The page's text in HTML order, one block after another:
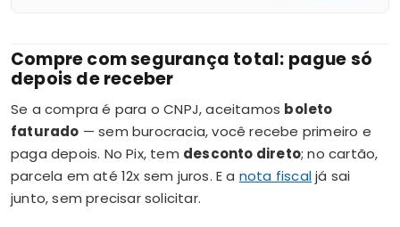
Compre com segurança total: pague só
depois de receber
Se a compra é para o CNPJ, aceitamos boleto
faturado — sem burocracia, você recebe primeiro e
paga depois. No Pix, tem desconto direto; no cartão,
parcela em até 12x sem juros. E a nota fiscaljá sai
junto, sem precisar solicitar.